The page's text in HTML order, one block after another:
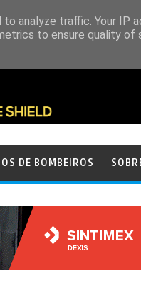
DE BOMBEIROS
analyze traffic. Your IP
to ensure quality of